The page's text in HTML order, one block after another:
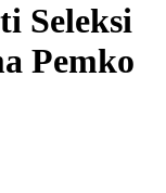
Seleksi
Pemko